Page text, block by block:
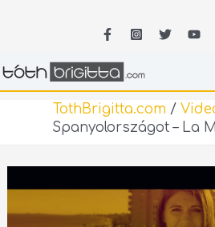
TothBrigitta.com /
Spanyolországot – La